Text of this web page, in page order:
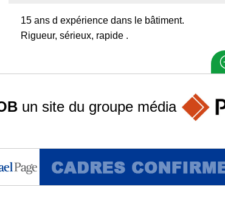
15 ans d expérience dans le bâtiment.
Rigueur, sérieux, rapide .
un site du groupe média